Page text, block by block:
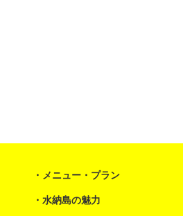
メニュー・プラン
水納島の魅力